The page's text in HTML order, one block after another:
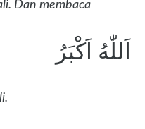
Dan membaca
اَللّٰهُ اَكْبَرُ